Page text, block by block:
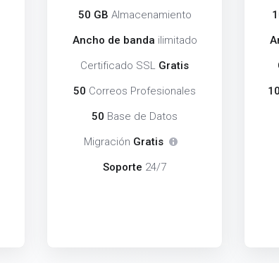
50 GB Almacenamiento
Ancho de banda ilimitado
Certificado SSL Gratis
50 Correos Profesionales
50 Base de Datos
Migración Gratis
Soporte 24/7